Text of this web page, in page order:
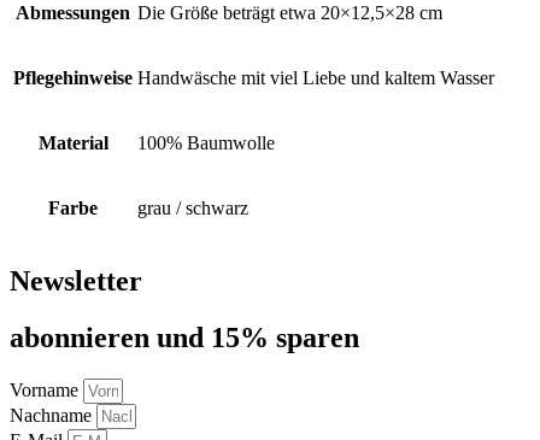
Abmessungen Die Größe beträgt etwa 20×12,5×28 cm
Pflegehinweise Handwäsche mit viel Liebe und kaltem Wasser
Material 100% Baumwolle
Farbe grau / schwarz
Newsletter
abon­nie­ren und 15% sparen
Vorname
Nachname